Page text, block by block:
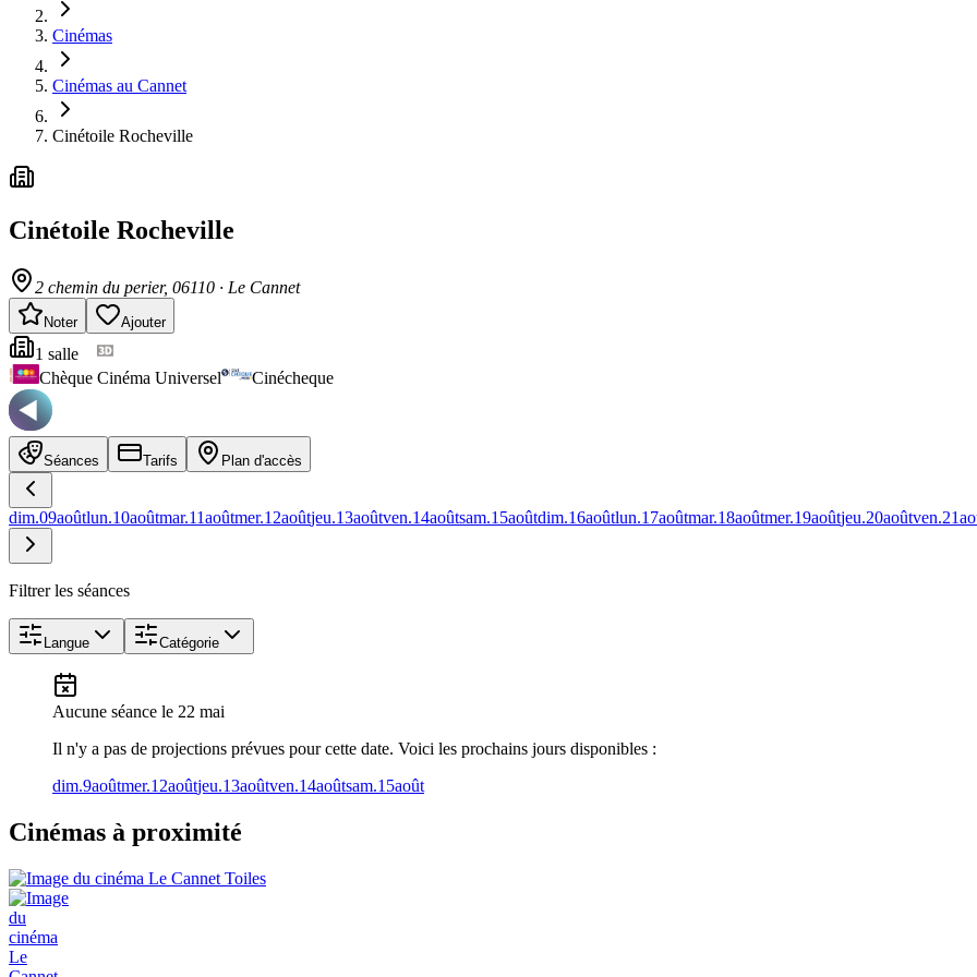
Cinémas
Cinémas au Cannet
Cinétoile Rocheville
Cinétoile Rocheville
2 chemin du perier, 06110 · Le Cannet
Noter Ajouter
1 salle
Chèque Cinéma Universel
Cinécheque
Séances Tarifs Plan d'accès
dim.09aoûtlun.10aoûtmar.11aoûtmer.12aoûtjeu.13aoûtven.14aoûtsam.15aoûtdim.16aoûtlun.17aoûtmar.18aoûtmer.19aoûtjeu.20aoûtven.21
Filtrer les séances
Langue Catégorie
Aucune séance le 22 mai
Il n'y a pas de projections prévues pour cette date. Voici les prochains jours disponibles :
dim.9aoûtmer.12aoûtjeu.13aoûtven.14aoûtsam.15août
Cinémas à proximité